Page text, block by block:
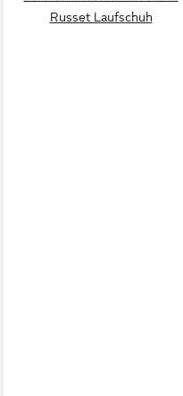
Russet Laufschuh